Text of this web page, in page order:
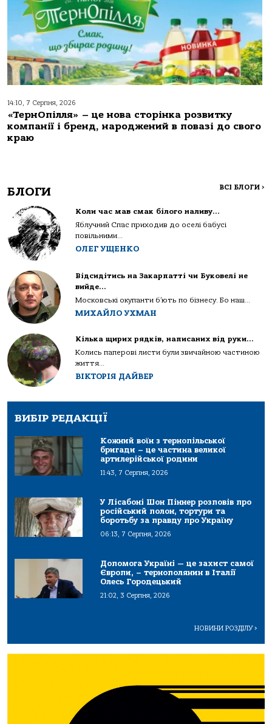
14:10, 7 Серпня, 2026
«ТернОпілля» – це нова сторінка розвитку
компанії і бренд, народжений в повазі до свого
краю
БЛОГИ ВСІ БЛОГИ >
Коли час мав смак білого наливу…
Яблучний Спас приходив до оселі бабусі
повільними...
ОЛЕГ УЩЕНКО
Відсидітись на Закарпатті чи Буковелі не
вийде…
Московські окупанти б’ють по бізнесу. Бо наш...
МИХАЙЛО УХМАН
Кілька щирих рядків, написаних від руки…
Колись паперові листи були звичайною частиною
життя...
ВІКТОРІЯ ДАЙВЕР
ВИБІР РЕДАКЦІЇ
Кожний воїн з тернопільської
бригади – це частина великої
артилерійської родини
11:43, 7 Серпня, 2026
У Лісабоні Шон Піннер розповів про
російський полон, тортури та
боротьбу за правду про Україну
06:13, 7 Серпня, 2026
Допомога Україні — це захист самої
Європи, – тернополянин в Італії
Олесь Городецький
21:02, 3 Серпня, 2026
НОВИНИ РОЗДІЛУ>